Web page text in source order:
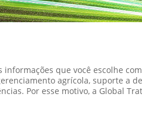
que você escolhe
agrícola, suporte a
Por esse motivo, a Global